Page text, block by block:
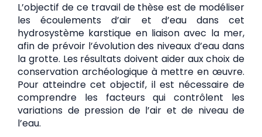
L’objectif de ce travail de thèse est de modéliser
les écoulements d’air et d’eau dans cet
hydrosystème karstique en liaison avec la mer,
afin de prévoir l’évolution des niveaux d’eau dans
la grotte. Les résultats doivent aider aux choix de
conservation archéologique à mettre en œuvre.
Pour atteindre cet objectif, il est nécessaire de
comprendre les facteurs qui contrôlent les
variations de pression de l’air et de niveau de
l’eau.